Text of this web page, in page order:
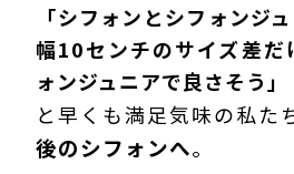
「シフォンとシフォンジ
幅10センチのサイズ差だ
ォンジュニアで良さそう」
と早くも満足気味の私た
後のシフォンへ。